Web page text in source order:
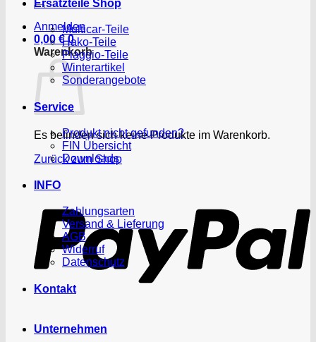
Anmelden
0,00 € 0
Warenkorb
Es befinden sich keine Produkte im Warenkorb.
Zurück zum Shop
Ersatzteile Shop
Multicar-Teile
Hako-Teile
Piaggio-Teile
Winterartikel
Sonderangebote
Service
Produkt nicht gefunden?
FIN Übersicht
Downloads
INFO
Zahlungsarten
Versand & Lieferung
AGB
Widerruf
Datenschutz
Kontakt
Unternehmen